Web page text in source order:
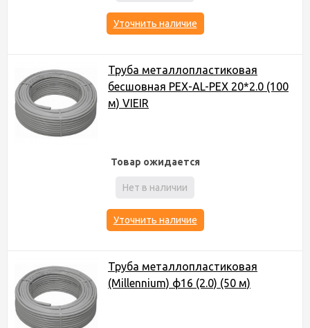
Уточнить наличие
Труба металлопластиковая
бесшовная PEX-AL-PEX 20*2.0 (100
м) VIEIR
Товар ожидается
Нет в наличии
Уточнить наличие
Труба металлопластиковая
(Millennium) ф16 (2.0) (50 м)